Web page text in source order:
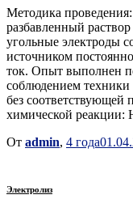
Методика
разбавленный
угольные электроды
источником
ток. Опыт выполнен
соблюдением техники
без соответствующей
химической реакции:
От admin, 4 года
Электролиз